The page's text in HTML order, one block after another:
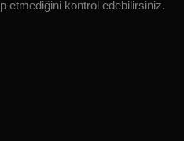
etmediğini kontrol edebilirsiniz.